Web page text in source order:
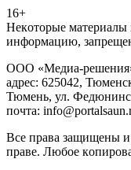
16+
Heкoтopыe мaтepиaлы
инфopмaцию,
ООО «Медиа-
адрес: 625042,
Тюмень, ул.
почта:
Вce прaвa зaщищeны и
прaве. Любoe